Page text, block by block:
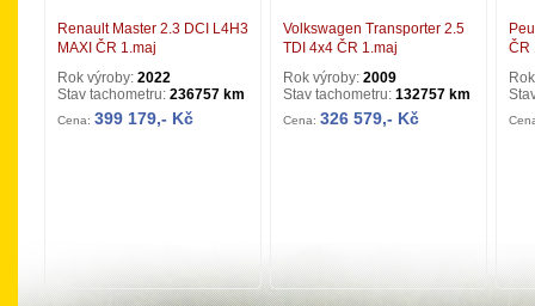
Renault Master 2.3 DCI L4H3
MAXI ČR 1.maj
Rok výroby: 2022
Stav tachometru: 236757 km
Cena: 399 179,- Kč
Volkswagen Transporter 2.5
TDI 4x4 ČR 1.maj
Rok výroby: 2009
Stav tachometru: 132757 km
Cena: 326 579,- Kč
ČR